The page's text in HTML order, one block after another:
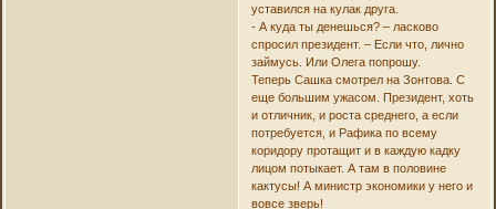
уставился на кулак друга.
- А куда ты денешься? – ласково
спросил президент. – Если что, лично
займусь. Или Олега попрошу.
Теперь Сашка смотрел на Зонтова. С
еще большим ужасом. Президент, хоть
и отличник, и роста среднего, а если
потребуется, и Рафика по всему
коридору протащит и в каждую кадку
лицом потыкает. А там в половине
кактусы! А министр экономики у него и
вовсе зверь!